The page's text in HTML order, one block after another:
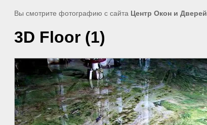
Вы смотрите фотографию с сайта Центр Окон и Дверей
3D Floor (1)